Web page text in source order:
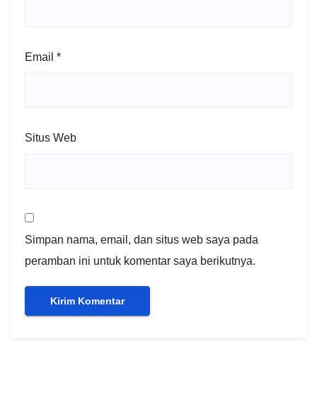
Email *
Situs Web
Simpan nama, email, dan situs web saya pada
peramban ini untuk komentar saya berikutnya.